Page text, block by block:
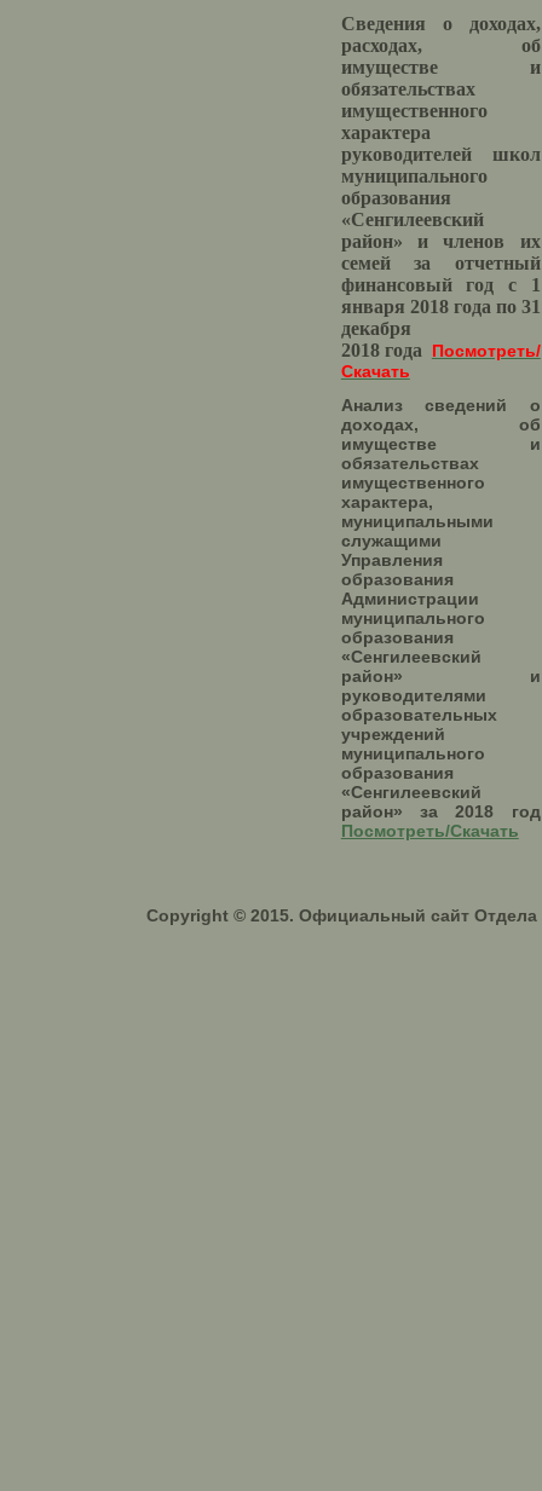
Сведения о доходах,
расходах, об
имуществе и
обязательствах
имущественного
характера
руководителей школ
муниципального
образования
«Сенгилеевский
район» и членов их
семей за отчетный
финансовый год с 1
января 2018 года по 31
декабря
2018 года
Посмотреть/
Скачать
Анализ сведений о
доходах, об
имуществе и
обязательствах
имущественного
характера,
муниципальными
служащими
Управления
образования
Администрации
муниципального
образования
«Сенгилеевский
район» и
руководителями
образовательных
учреждений
муниципального
образования
«Сенгилеевский
район» за 2018 год
Посмотреть/Скачать
Copyright © 2015. Официальный сайт